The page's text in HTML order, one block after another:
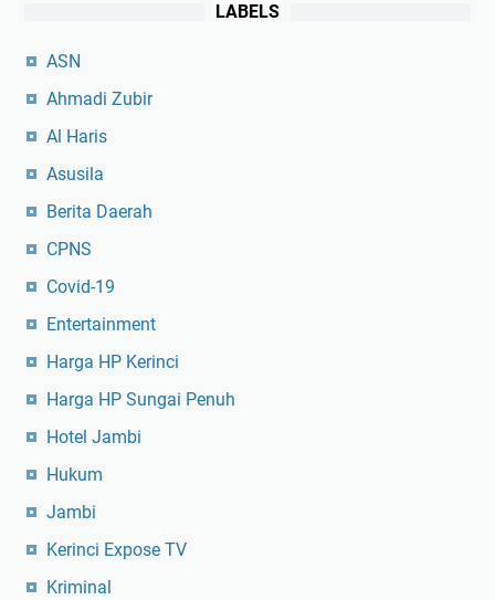
LABELS
ASN
Ahmadi Zubir
Al Haris
Asusila
Berita Daerah
CPNS
Covid-19
Entertainment
Harga HP Kerinci
Harga HP Sungai Penuh
Hotel Jambi
Hukum
Jambi
Kerinci Expose TV
Kriminal